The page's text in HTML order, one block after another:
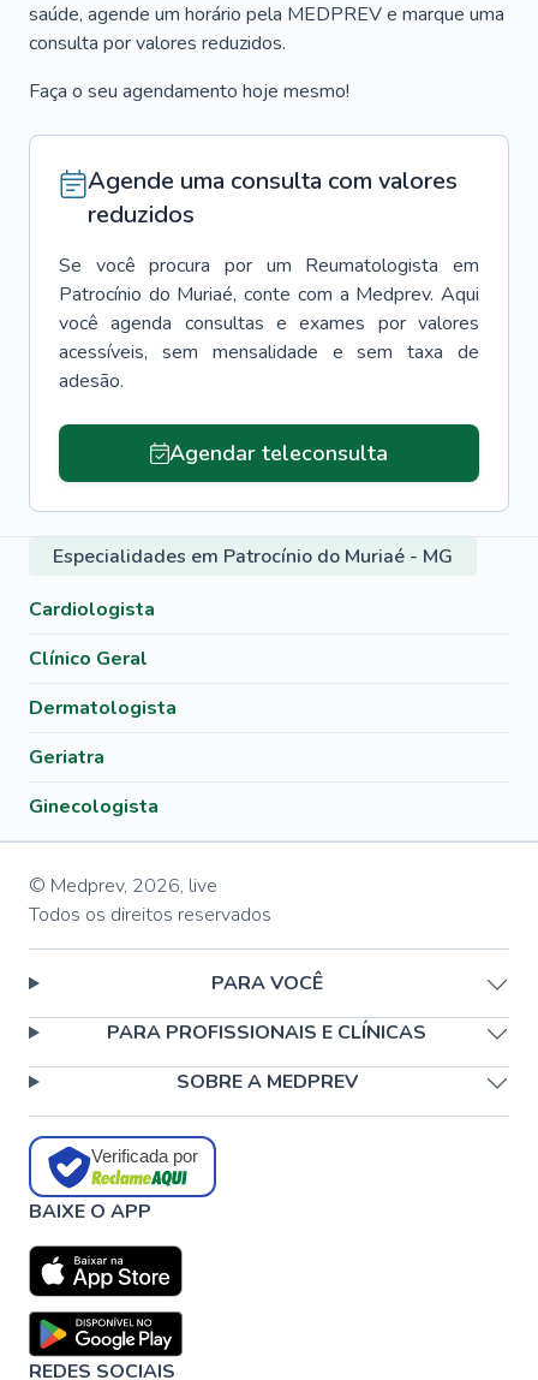
saúde, agende um horário pela MEDPREV e marque uma
consulta por valores reduzidos.
Faça o seu agendamento hoje mesmo!
Agende uma consulta com valores
reduzidos
Se você procura por um Reumatologista em
Patrocínio do Muriaé, conte com a Medprev. Aqui
você agenda consultas e exames por valores
acessíveis, sem mensalidade e sem taxa de
adesão.
Agendar teleconsulta
Especialidades em Patrocínio do Muriaé - MG
Cardiologista
Clínico Geral
Dermatologista
Geriatra
Ginecologista
© Medprev, 2026, live
Todos os direitos reservados
PARA VOCÊ
PARA PROFISSIONAIS E CLÍNICAS
SOBRE A MEDPREV
Verificada por
BAIXE O APP
REDES SOCIAIS